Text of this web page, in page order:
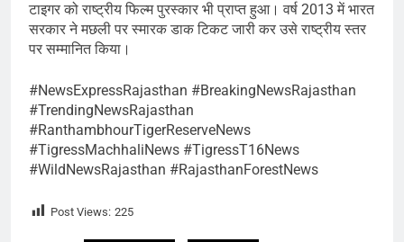
टाइगर को राष्ट्रीय फिल्म पुरस्कार भी प्राप्त हुआ। वर्ष 2013 में भारत
सरकार ने मछली पर स्मारक डाक टिकट जारी कर उसे राष्ट्रीय स्तर
पर सम्मानित किया।
#NewsExpressRajasthan #BreakingNewsRajasthan
#TrendingNewsRajasthan
#RanthambhourTigerReserveNews
#TigressMachhaliNews #TigressT16News
#WildNewsRajasthan #RajasthanForestNews
Post Views: 225